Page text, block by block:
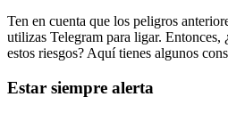
Ten en cuenta que los peligros
utilizas Telegram para ligar. Entonces,
estos riesgos? Aquí tienes algunos
Estar siempre alerta